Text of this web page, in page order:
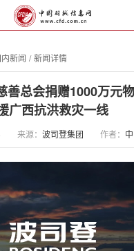
新闻 / 新闻详情
善总会捐赠1000万元
广西抗洪救灾一线
来源： 波司登集团 作者：